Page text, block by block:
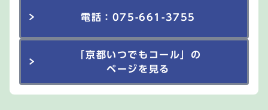
電話：075-661-3755
「京都いつでもコール」の
ページを見る